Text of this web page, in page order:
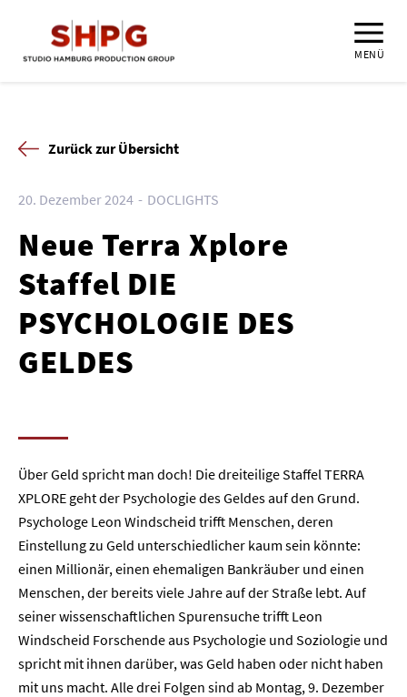
MENÜ
Zurück zur Übersicht
20. Dezember 2024 DOCLIGHTS
Neue Terra Xplore
Staffel DIE
PSYCHOLOGIE DES
GELDES
Über Geld spricht man doch! Die dreiteilige Staffel TERRA
XPLORE geht der Psychologie des Geldes auf den Grund.
Psychologe Leon Windscheid trifft Menschen, deren
Einstellung zu Geld unterschiedlicher kaum sein könnte:
einen Millionär, einen ehemaligen Bankräuber und einen
Menschen, der bereits viele Jahre auf der Straße lebt. Auf
seiner wissenschaftlichen Spurensuche trifft Leon
Windscheid Forschende aus Psychologie und Soziologie und
spricht mit ihnen darüber, was Geld haben oder nicht haben
mit uns macht. Alle drei Folgen sind ab Montag, 9. Dezember